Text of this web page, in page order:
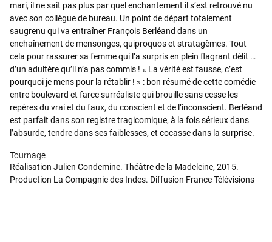
mari, il ne sait pas plus par quel enchantement il s’est retrouvé nu
avec son collègue de bureau. Un point de départ totalement
saugrenu qui va entraîner François Berléand dans un
enchaînement de mensonges, quiproquos et stratagèmes. Tout
cela pour rassurer sa femme qui l’a surpris en plein flagrant délit …
d’un adultère qu’il n’a pas commis ! « La vérité est fausse, c’est
pourquoi je mens pour la rétablir ! » : bon résumé de cette comédie
entre boulevard et farce surréaliste qui brouille sans cesse les
repères du vrai et du faux, du conscient et de l’inconscient. Berléand
est parfait dans son registre tragicomique, à la fois sérieux dans
l’absurde, tendre dans ses faiblesses, et cocasse dans la surprise.
Tournage
Réalisation Julien Condemine. Théâtre de la Madeleine, 2015.
Production La Compagnie des Indes. Diffusion France Télévisions